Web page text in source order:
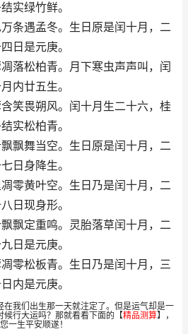
实绿竹鲜。
条遇孟冬。生日原是闰十月，二
日是元庚。
落松柏青。月下寒虫声声叫，闰
内廿五生。
笑畏朔风。闰十月生二十六，桂
实松柏青。
飘舞当空。生日原是闰十月，二
日身降生。
零黄叶空。生日乃是闰十月，二
日现身形。
飘定重鸣。灵胎落草闰十月，二
日是元庚。
零松板青。生日乃是闰十月，三
内是元庚。
我们出生那一天就注定了。但是运气却是一
候行大运吗？那就看看下面的【精品测算】，
一生平安顺遂！